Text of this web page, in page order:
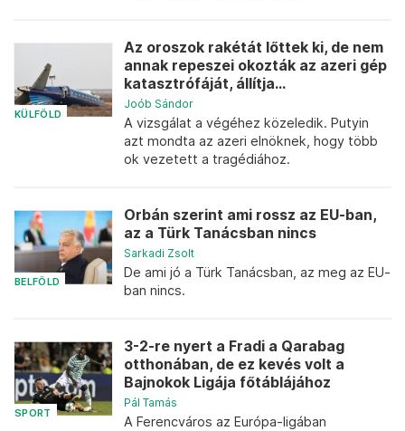
KÜLFÖLD
Az oroszok rakétát lőttek ki, de nem
annak repeszei okozták az azeri gép
katasztrófáját, állítja...
Joób Sándor
A vizsgálat a végéhez közeledik. Putyin
azt mondta az azeri elnöknek, hogy több
ok vezetett a tragédiához.
BELFÖLD
Orbán szerint ami rossz az EU-ban,
az a Türk Tanácsban nincs
Sarkadi Zsolt
De ami jó a Türk Tanácsban, az meg az EU-
ban nincs.
SPORT
3-2-re nyert a Fradi a Qarabag
otthonában, de ez kevés volt a
Bajnokok Ligája főtáblájához
Pál Tamás
A Ferencváros az Európa-ligában